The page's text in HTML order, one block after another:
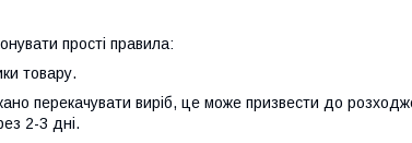
прості правила:
товару.
перекачувати виріб, це може призвести до
2-3 дні.